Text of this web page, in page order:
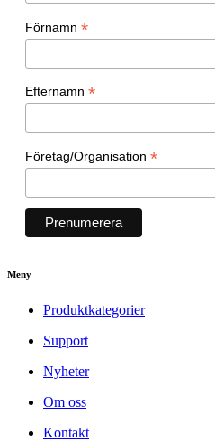
Förnamn *
Efternamn *
Företag/Organisation *
Meny
Produktkategorier
Support
Nyheter
Om oss
Kontakt